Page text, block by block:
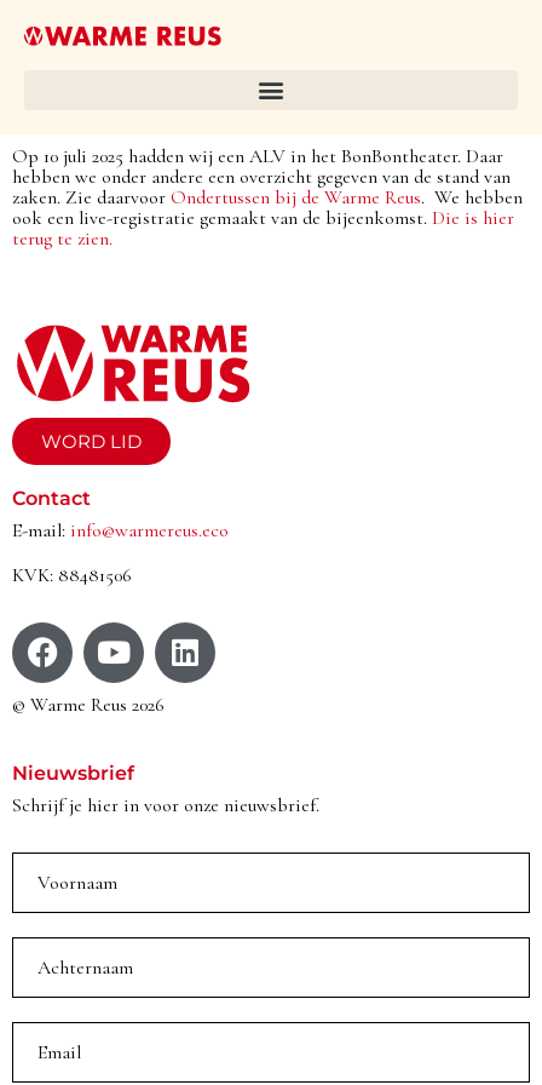
Op 10 juli 2025 hadden wij een ALV in het BonBontheater. Daar
hebben we onder andere een overzicht gegeven van de stand van
zaken. Zie daarvoor Ondertussen bij de Warme Reus. We hebben
ook een live-registratie gemaakt van de bijeenkomst. Die is hier
terug te zien.
WORD LID
Contact
E-mail: info@warmereus.eco
KVK: 88481506
© Warme Reus 2026
Nieuwsbrief
Schrijf je hier in voor onze nieuwsbrief.